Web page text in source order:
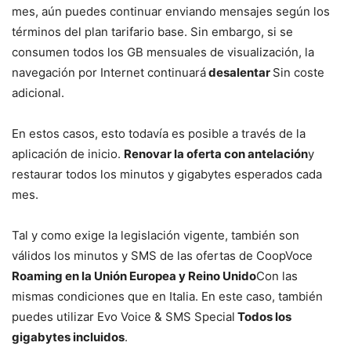
mes, aún puedes continuar enviando mensajes según los
términos del plan tarifario base. Sin embargo, si se
consumen todos los GB mensuales de visualización, la
navegación por Internet continuarádesalentar Sin coste
adicional.
En estos casos, esto todavía es posible a través de la
aplicación de inicio. Renovar la oferta con antelacióny
restaurar todos los minutos y gigabytes esperados cada
mes.
Tal y como exige la legislación vigente, también son
válidos los minutos y SMS de las ofertas de CoopVoce
Roaming en la Unión Europea y Reino UnidoCon las
mismas condiciones que en Italia. En este caso, también
puedes utilizar Evo Voice & SMS Special Todos los
gigabytes incluidos.